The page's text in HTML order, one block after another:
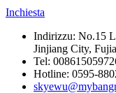
Inchiesta
Indirizzu: No.15
Jinjiang City,
Tel:
Hotline: 0595-